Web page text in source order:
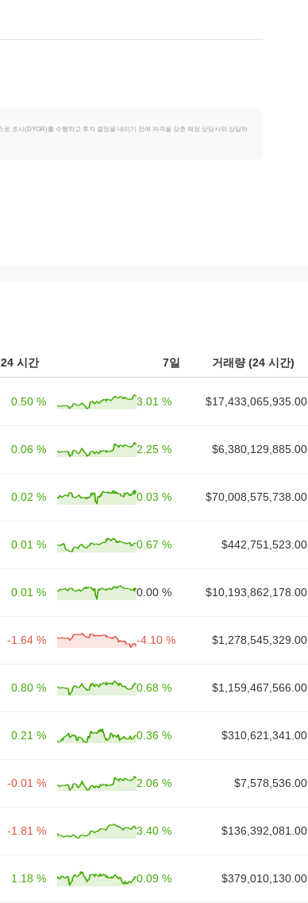
조사(DYOR)를 수행하고 투자 결정을 내리기 전에 자격을 갖춘 재정 상담사와 상담하
24 시간 7일 거래량 (24 시간)
0.50 % 3.01 % $17,433,065,935.00
0.06 % 2.25 % $6,380,129,885.00
0.02 % 0.03 % $70,008,575,738.00
0.01 % 0.67 % $442,751,523.00
0.01 % 0.00 % $10,193,862,178.00
-1.64 % -4.10 % $1,278,545,329.00
0.80 % 0.68 % $1,159,467,566.00
0.21 % 0.36 % $310,621,341.00
-0.01 % 2.06 % $7,578,536.00
-1.81 % 3.40 % $136,392,081.00
1.18 % 0.09 % $379,010,130.00